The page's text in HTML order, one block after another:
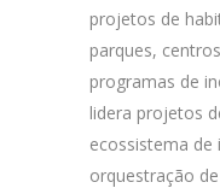
projetos de
parques,
programas de
lidera projetos
ecossistema de
orquestração